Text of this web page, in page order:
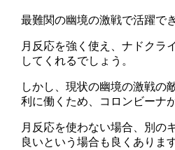
最難関の幽境の激戦で活躍で
月反応を強く使え、ナドクラ
してくれるでしょう。
しかし、現状の幽境の激戦の
利に働くため、コロンビーナ
月反応を使わない場合、別の
良いという場合も良くあります